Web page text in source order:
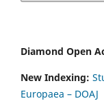
Diamond Open
New Indexing:
Europaea – DOAJ